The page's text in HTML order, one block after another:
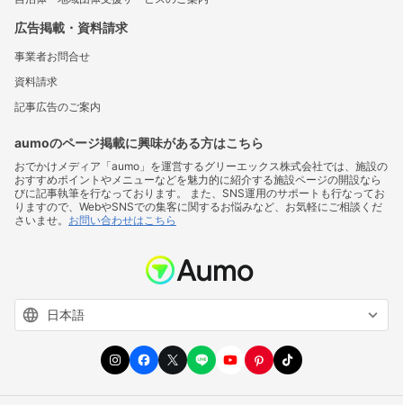
広告掲載・資料請求
事業者お問合せ
資料請求
記事広告のご案内
aumoのページ掲載に興味がある方はこちら
おでかけメディア「aumo」を運営するグリーエックス株式会社では、施設の
おすすめポイントやメニューなどを魅力的に紹介する施設ページの開設なら
びに記事執筆を行なっております。 また、SNS運用のサポートも行なってお
りますので、WebやSNSでの集客に関するお悩みなど、お気軽にご相談くだ
さいませ。 お問い合わせはこちら